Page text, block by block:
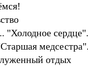
"Холодное
отдых